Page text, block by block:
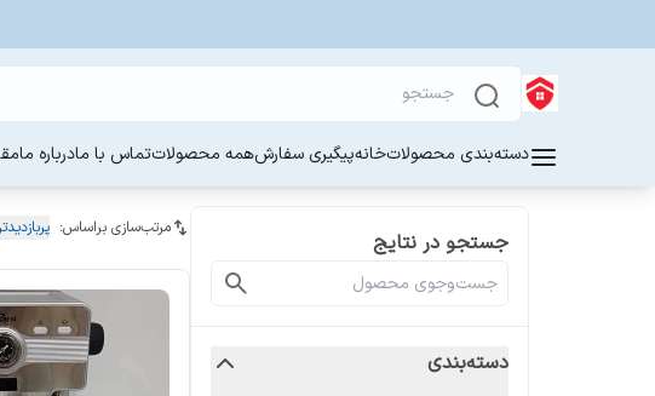
دسته‌بندی محصولاتخانهپیگیری سفارشهمه محصولاتتماس با مادرباره ما
جستجو در نتایج
دسته‌بندی
مرتب‌سازی براساس: